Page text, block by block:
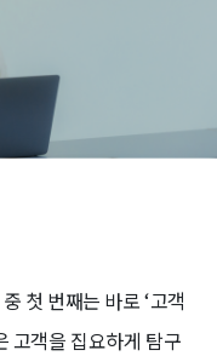
중 첫 번째는 바로 ‘고객
고객을 집요하게 탐구